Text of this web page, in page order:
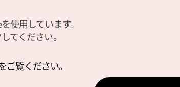
観光資料ダウンロード
デジタルブック／電子書籍
Odii
位置情報
使用しています。
てください。
ご覧ください。